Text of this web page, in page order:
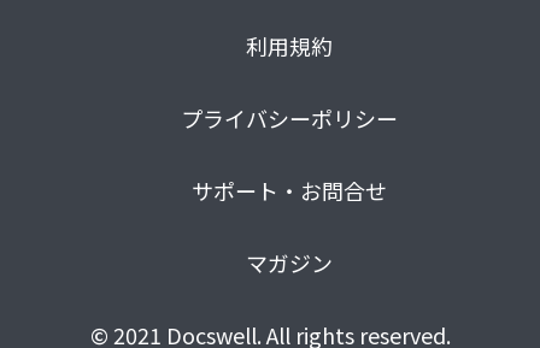
利用規約
プライバシーポリシー
サポート・お問合せ
マガジン
© 2021 Docswell. All rights reserved.